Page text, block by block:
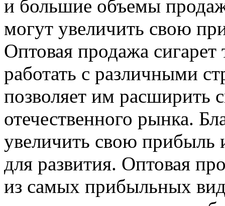
и большие объемы
могут увеличить свою
Оптовая продажа
работать с различными
позволяет им расширить
отечественного рынка.
увеличить свою прибыль
для развития. Оптовая
из самых прибыльных